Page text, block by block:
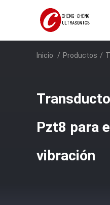
Inicio / Productos /
Pzt8 para
vibración